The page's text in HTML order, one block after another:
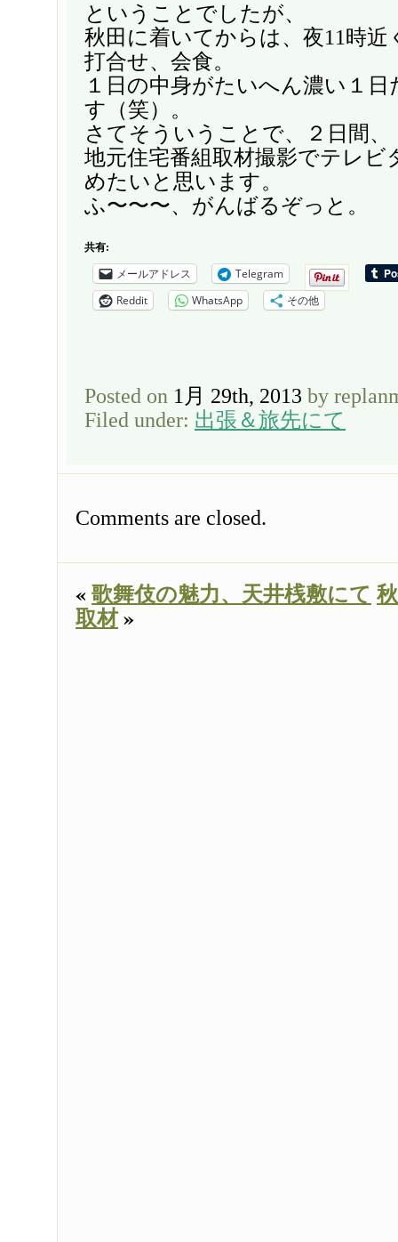
ということでしたが、
秋田に着いてからは、夜11時
打合せ、会食。
１日の中身がたいへん濃い１
す（笑）。
さてそういうことで、２日間、
地元住宅番組取材撮影でテレビ
めたいと思います。
ふ〜〜〜、がんばるぞっと。
共有:
メールアドレス
Telegram
Reddit
WhatsApp その他
Posted on 1月 29th, 2013 by
Filed under: 出張＆旅先にて
Comments are closed.
«歌舞伎の魅力、天井桟敷にて
取材»